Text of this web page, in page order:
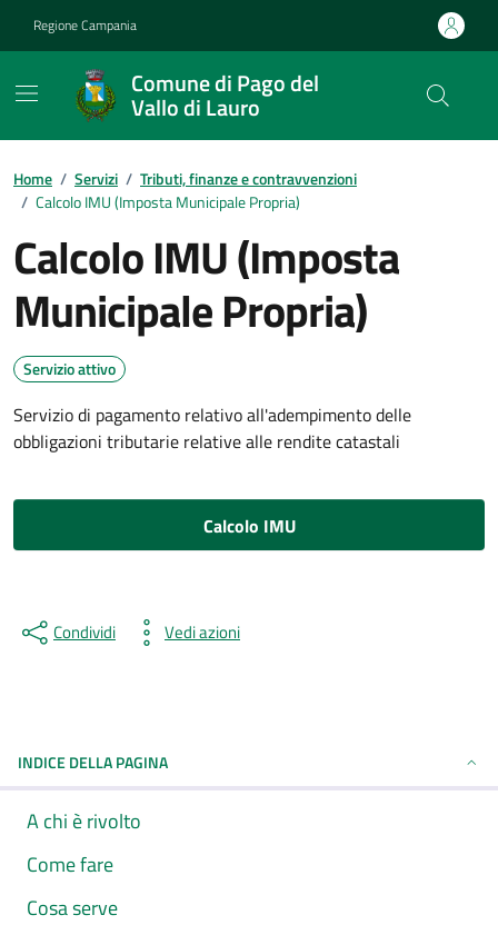
Regione Campania
Comune di Pago del
Vallo di Lauro
Home / Servizi / Tributi, finanze e contravvenzioni
/ Calcolo IMU (Imposta Municipale Propria)
Calcolo IMU (Imposta
Municipale Propria)
Servizio attivo
Servizio di pagamento relativo all'adempimento delle
obbligazioni tributarie relative alle rendite catastali
Calcolo IMU
Condividi Vedi azioni
INDICE DELLA PAGINA
A chi è rivolto
Come fare
Cosa serve